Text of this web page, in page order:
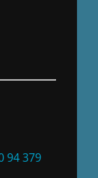
94 379